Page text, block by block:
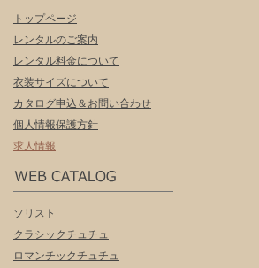
トップページ
レンタルのご案内
レンタル料金について
衣装サイズについて
カタログ申込＆お問い合わせ
個人情報保護方針
求人情報
ソリスト
クラシックチュチュ
ロマンチックチュチュ